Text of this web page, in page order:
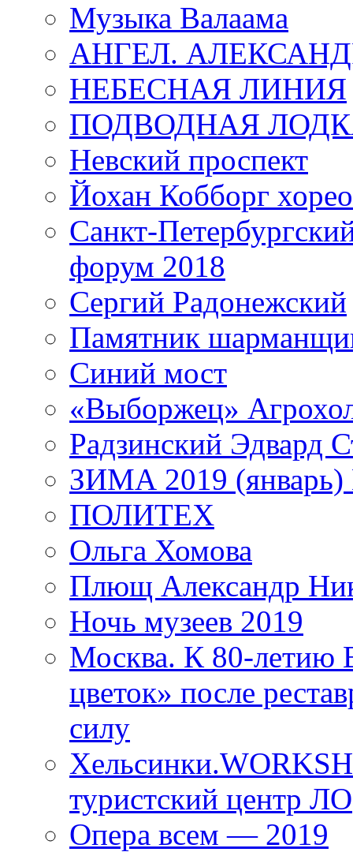
Музыка Валаама
АНГЕЛ.
НЕБЕСНАЯ ЛИНИЯ
ПОДВОДНАЯ
Невский проспект
Йохан Кобборг
Санкт-
форум 2018
Сергий Радонежский
Памятник
Синий мост
«Выборжец»
Радзинский Эдвард
ЗИМА 2019 (январь)
ПОЛИТЕХ
Ольга Хомова
Плющ Александр
Ночь музеев 2019
Москва. К 80-
цветок» после
силу
туристский центр ЛО
Опера всем — 2019